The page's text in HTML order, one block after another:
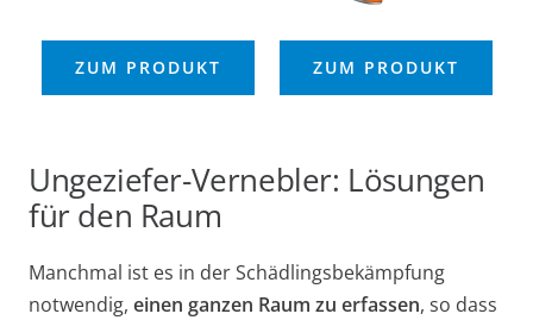
ZUM PRODUKT ZUM PRODUKT
Ungeziefer-Vernebler: Lösungen
für den Raum
Manchmal ist es in der Schädlingsbekämpfung
notwendig, einen ganzen Raum zu erfassen, so dass